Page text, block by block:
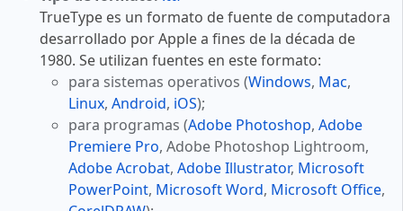
TrueType es un formato de fuente de computadora
desarrollado por Apple a fines de la década de
1980. Se utilizan fuentes en este formato:
para sistemas operativos (Windows, Mac,
Linux, Android, iOS);
para programas (Adobe Photoshop, Adobe
Premiere Pro, Adobe Photoshop Lightroom,
Adobe Acrobat, Adobe Illustrator, Microsoft
PowerPoint, Microsoft Word, Microsoft Office,